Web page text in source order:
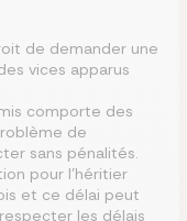
de demander une
vices apparus
comporte des
de
sans pénalités.
pour l’héritier
et ce délai peut
les délais